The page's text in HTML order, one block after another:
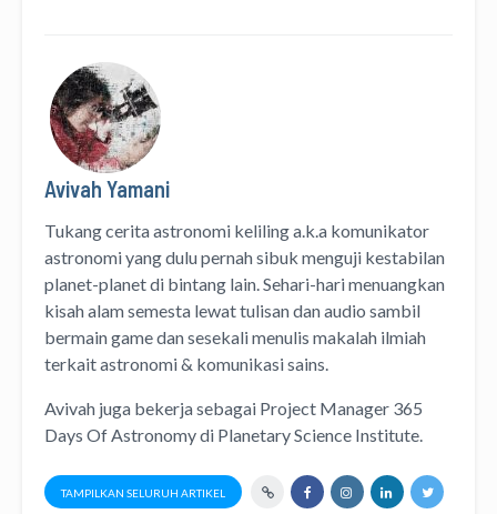
Avivah Yamani
Tukang cerita astronomi kelilinga.k.a komunikator
astronomiyang dulu pernah sibuk menguji kestabilan
planet-planet di bintang lain. Sehari-hari menuangkan
kisah alam semesta lewattulisandanaudio sambil
bermain game dan sesekali menulis makalah ilmiah
terkait astronomi & komunikasi sains.
Avivah juga bekerja sebagai Project Manager 365
Days Of Astronomydi Planetary Science Institute.
TAMPILKAN SELURUH ARTIKEL